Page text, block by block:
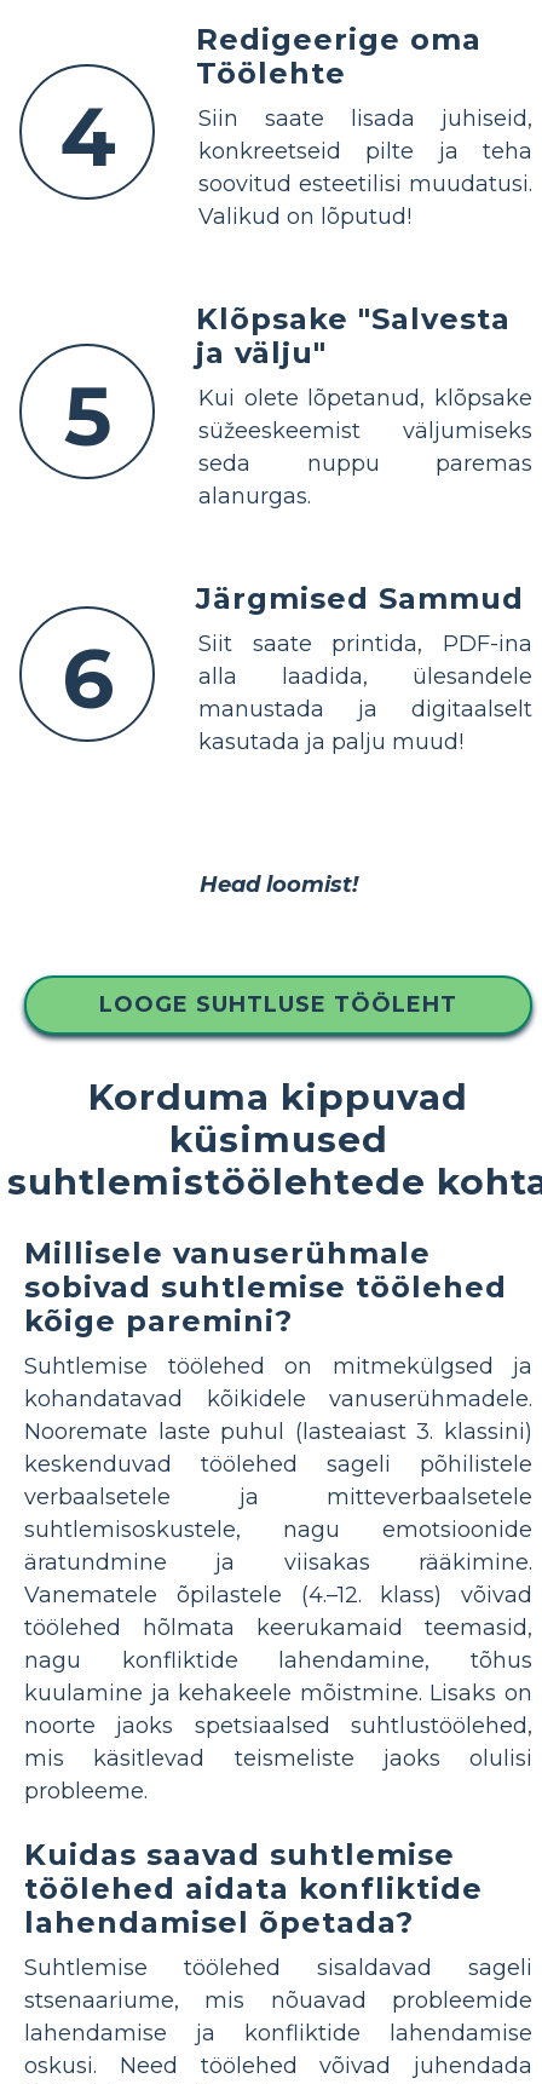
4
Redigeerige oma
Töölehte
Siin saate lisada juhiseid,
konkreetseid pilte ja teha
soovitud esteetilisi muudatusi.
Valikud on lõputud!
5
Klõpsake "Salvesta
ja välju"
Kui olete lõpetanud, klõpsake
süžeeskeemist väljumiseks
seda nuppu paremas
alanurgas.
6
Järgmised Sammud
Siit saate printida, PDF-ina
alla laadida, ülesandele
manustada ja digitaalselt
kasutada ja palju muud!
Head loomist!
LOOGE SUHTLUSE TÖÖLEHT
Korduma kippuvad
küsimused
suhtlemistöölehtede
Millisele vanuserühmale
sobivad suhtlemise töölehed
kõige paremini?
Suhtlemise töölehed on mitmekülgsed ja
kohandatavad kõikidele vanuserühmadele.
Nooremate laste puhul (lasteaiast 3. klassini)
keskenduvad töölehed sageli põhilistele
verbaalsetele ja mitteverbaalsetele
suhtlemisoskustele, nagu emotsioonide
äratundmine ja viisakas rääkimine.
Vanematele õpilastele (4.–12. klass) võivad
töölehed hõlmata keerukamaid teemasid,
nagu konfliktide lahendamine, tõhus
kuulamine ja kehakeele mõistmine. Lisaks on
noorte jaoks spetsiaalsed suhtlustöölehed,
mis käsitlevad teismeliste jaoks olulisi
probleeme.
Kuidas saavad suhtlemise
töölehed aidata konfliktide
lahendamisel õpetada?
Suhtlemise töölehed sisaldavad sageli
stsenaariume, mis nõuavad probleemide
lahendamise ja konfliktide lahendamise
oskusi. Need töölehed võivad juhendada